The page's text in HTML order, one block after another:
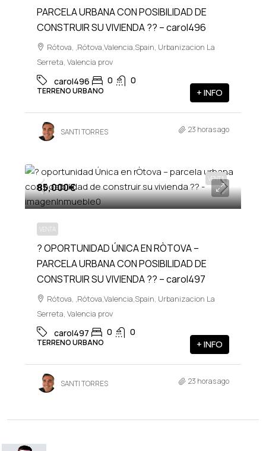
PARCELA URBANA CON POSIBILIDAD DE
CONSTRUIR SU VIVIENDA ?? – carol496
Rótova, ,Rótova,Valencia,Spain, Urbanizacion La
Serreta, Valencia prov
carol496 0 0
TERRENO URBANO + INFO
SANTI TORRES 23 horas ago
VENTA
85,000€
VENTA
? OPORTUNIDAD ÚNICA EN RÒTOVA –
PARCELA URBANA CON POSIBILIDAD DE
CONSTRUIR SU VIVIENDA ?? – carol497
Rótova, ,Rótova,Valencia,Spain, Urbanizacion La
Serreta, Valencia prov
carol497 0 0
TERRENO URBANO + INFO
SANTI TORRES 23 horas ago